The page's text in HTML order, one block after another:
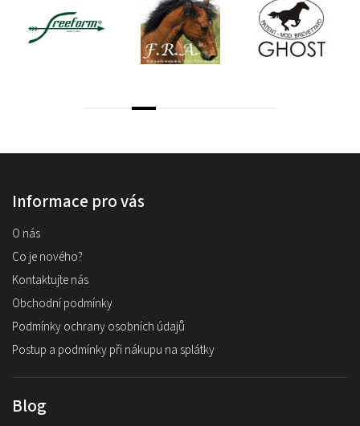
Informace pro vás
O nás
Co je nového?
Kontaktujte nás
Obchodní podmínky
Podmínky ochrany osobních údajů
Postup a podmínky při nákupu na splátky
Blog